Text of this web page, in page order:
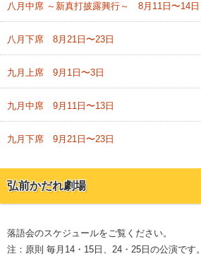
八月中席 ～新真打披露興行～ 8月11日〜14日
八月下席 8月21日〜23日
九月上席 9月1日〜3日
九月中席 9月11日〜13日
九月下席 9月21日〜23日
弘前かだれ劇場
落語会のスケジュールをご覧ください。
注：原則 毎月14・15日、24・25日の公演です。